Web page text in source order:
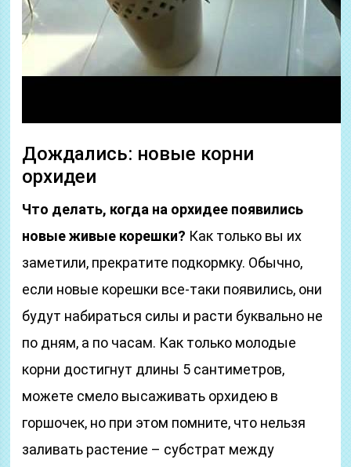
Дождались: новые корни
орхидеи
Что делать, когда на орхидее появились
новые живые корешки? Как только вы их
заметили, прекратите подкормку. Обычно,
если новые корешки все-таки появились, они
будут набираться силы и расти буквально не
по дням, а по часам. Как только молодые
корни достигнут длины 5 сантиметров,
можете смело высаживать орхидею в
горшочек, но при этом помните, что нельзя
заливать растение – субстрат между